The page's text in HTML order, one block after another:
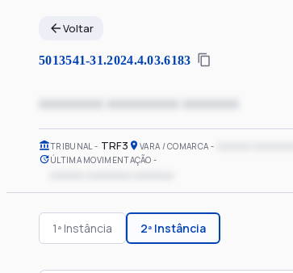
Voltar
5013541-31.2024.4.03.6183
xxxxxxxx xxxxxxxxx xxxxxxx
TRIBUNAL TRF3 VARA / COMARCA
ÚLTIMA MOVIMENTAÇÃO
1ª Instância 2ª Instância